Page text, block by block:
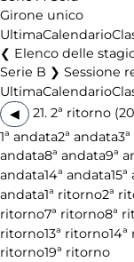
Girone unico
UltimaCalendario
Elenco delle
Serie B ❯ Sessione
UltimaCalendario
◀
21. 2ª ritorno
1ª andata2ª andata
andata8ª andata9ª
andata14ª andata
andata1ª ritorno2ª
ritorno7ª ritorno8ª
ritorno13ª ritorno
ritorno19ª ritorno